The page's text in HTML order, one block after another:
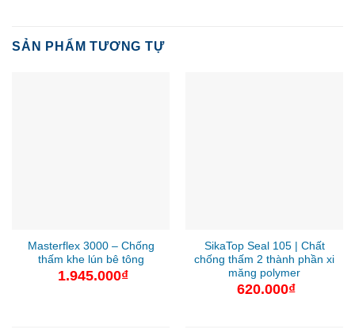
SẢN PHẨM TƯƠNG TỰ
Masterflex 3000 – Chống
thấm khe lún bê tông
1.945.000₫
SikaTop Seal 105 | Chất
chống thấm 2 thành phần xi
măng polymer
620.000₫